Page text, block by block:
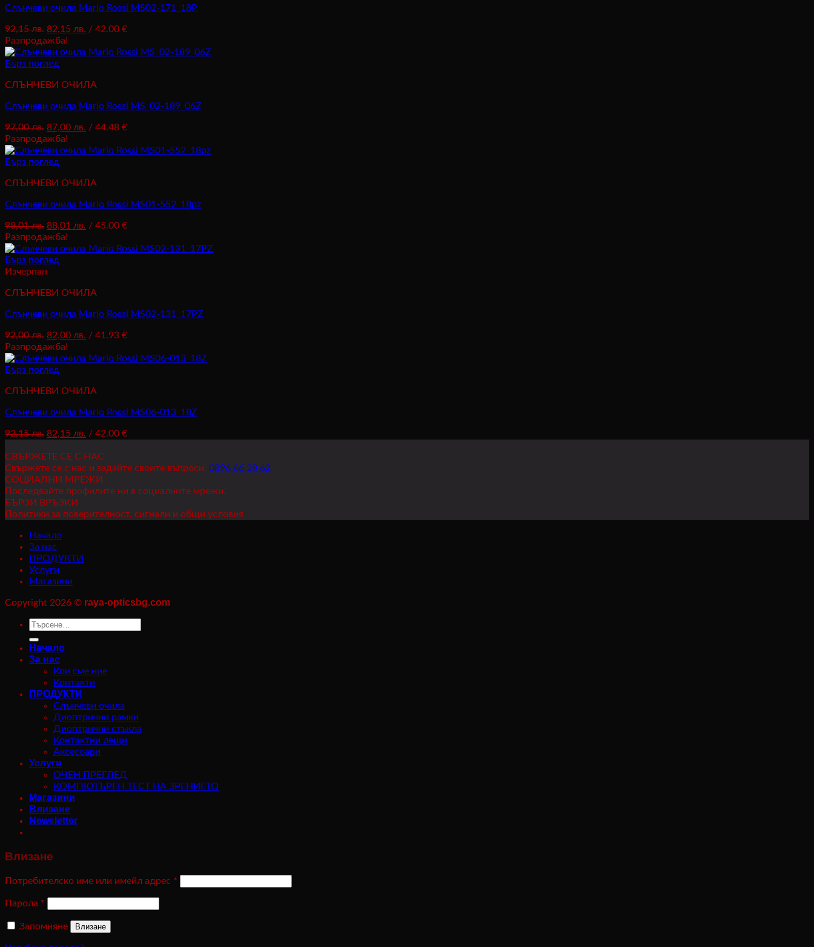
Слънчеви очила Mario Rossi MS02-171_18P
92,15лв. Original
price
was:
92,15 лв..
82,15 лв. Текущата
е:
/ 42.00 €
Разпродажба!
Бърз поглед
СЛЪНЧЕВИ ОЧИЛА
Слънчеви очила Mario Rossi MS_02-189_06Z
97,00лв. Original
price
was:
97,00 лв..
87,00 лв. Текущата
е:
/ 44.48 €
Разпродажба!
Бърз поглед
СЛЪНЧЕВИ ОЧИЛА
Слънчеви очила Mario Rossi MS01-552_18pz
98,01лв. Original
price
was:
98,01 лв..
88,01 лв. Текущата
е:
/ 45.00 €
Разпродажба!
Бърз поглед
Изчерпан
СЛЪНЧЕВИ ОЧИЛА
Слънчеви очила Mario Rossi MS02-131_17PZ
92,00лв. Original
price
was:
92,00 лв..
82,00 лв. Текущата
е:
/ 41.93 €
Разпродажба!
Бърз поглед
СЛЪНЧЕВИ ОЧИЛА
Слънчеви очила Mario Rossi MS06-013_18Z
92,15лв. Original
was:
92,15 лв..
82,15 лв. Текущата
е:
82,15 лв..
/ 42.00 €
СВЪРЖЕТЕ СЕ С НАС
Свържете се с нас и задайте своите въпроси. 0896 66 28 62
СОЦИАЛНИ МРЕЖИ
Последвайте профилите ни в социалните мрежи.
БЪРЗИ ВРЪЗКИ
Политики за поверителност, сигнали и общи условия
Начало
За нас
ПРОДУКТИ
Услуги
Магазини
Copyright 2026 © raya-opticsbg.com
Търсене
Начало
За нас
Кои сме ние
Контакти
ПРОДУКТИ
Слънчеви очила
Диоптрични рамки
Диоптрични стъкла
Контактни лещи
Аксесоари
Услуги
ОЧЕН ПРЕГЛЕД
КОМПЮТЪРЕН ТЕСТ НА ЗРЕНИЕТО
Магазини
Влизане
Newsletter
Влизане
Потребителско име или имейл адрес *
Парола *
Запомняне Влизане